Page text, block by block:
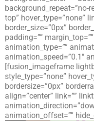
background_repeat=”no-
top” hover_type=”none”
border_size=”0px”
padding=””
animation_type=””
animation_speed=”0.1″
[fusion_imageframe
style_type=”none”
bordersize=”0px”
align=”center” link=””
animation_offset=””